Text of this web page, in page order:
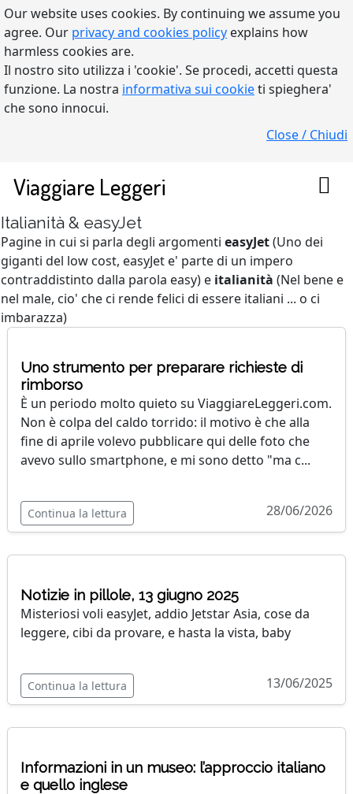
Our website uses cookies. By continuing we assume you
agree. Our privacy and cookies policy explains how
harmless cookies are.
Il nostro sito utilizza i 'cookie'. Se procedi, accetti questa
funzione. La nostra informativa sui cookieti spieghera'
che sono innocui.
Close / Chiudi
Viaggiare Leggeri
Italianità & easyJet
Pagine in cui si parla degli argomenti easyJet(Uno dei
giganti del low cost, easyJet e' parte di un impero
contraddistinto dalla parola easy) e italianità (Nel bene e
nel male, cio' che ci rende felici di essere italiani ... o ci
imbarazza)
Uno strumento per preparare richieste di
rimborso
È un periodo molto quieto su ViaggiareLeggeri.com.
Non è colpa del caldo torrido: il motivo è che alla
fine di aprile volevo pubblicare qui delle foto che
avevo sullo smartphone, e mi sono detto "ma c...
Continua la lettura 28/06/2026
Notizie in pillole, 13 giugno 2025
Misteriosi voli easyJet, addio Jetstar Asia, cose da
leggere, cibi da provare, e hasta la vista, baby
Continua la lettura 13/06/2025
Informazioni in un museo: l’approccio italiano
e quello inglese